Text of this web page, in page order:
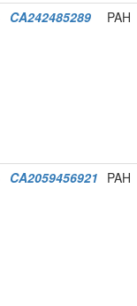
CA242485289 PAH
CA2059456921 PAH